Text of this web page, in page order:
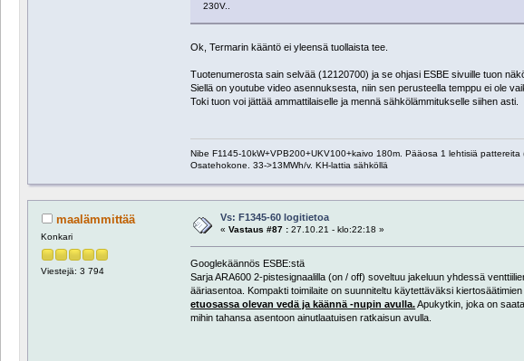
230V..
Ok, Termarin kääntö ei yleensä tuollaista tee.
Tuotenumerosta sain selvää (12120700) ja se ohjasi ESBE sivuille tuon
Siellä on youtube video asennuksesta, niin sen perusteella temppu ei ole
Toki tuon voi jättää ammattilaiselle ja mennä sähkölämmitukselle siihen asti.
Nibe F1145-10kW+VPB200+UKV100+kaivo 180m. Pääosa 1 lehtisiä
Osatehokone. 33->13MWh/v. KH-lattia sähköllä
maalämmittää
Konkari
Viestejä: 3 794
Vs: F1345-60 logitietoa
« Vastaus #87 :27.10.21 - klo:22:18 »
Googlekäännös ESBE:stä
Sarja ARA600 2-pistesignaalilla (on / off) soveltuu jakeluun yhdessä
ääriasentoa. Kompakti toimilaite on suunniteltu käytettäväksi
etuosassa olevan vedä ja käännä -nupin avulla.Apukytkin, joka on
mihin tahansa asentoon ainutlaatuisen ratkaisun avulla.